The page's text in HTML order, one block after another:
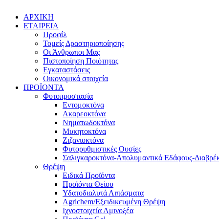
ΑΡΧΙΚΗ
ΕΤΑΙΡΕΙΑ
Προφίλ
Τομείς Δραστηριοποίησης
Οι Άνθρωποι Μας
Πιστοποίηση Ποιότητας
Εγκαταστάσεις
Οικονομικά στοιχεία
ΠΡΟΪΟΝΤΑ
Φυτοπροστασία
Εντομοκτόνα
Ακαρεοκτόνα
Νηματωδοκτόνα
Μυκητοκτόνα
Ζιζανιοκτόνα
Φυτορυθμιστικές Ουσίες
Σαλιγκαροκτόνα-Απολυμαντικά Εδάφους-
Θρέψη
Ειδικά Προϊόντα
Προϊόντα Θείου
Υδατοδιαλυτά Λιπάσματα
Agrichem/Εξειδικευμένη Θρέψη
Ιχνοστοιχεία Αμινοξέα